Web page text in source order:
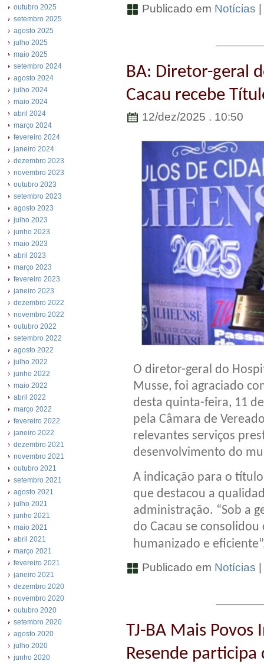
outubro 2025
setembro 2025
agosto 2025
julho 2025
maio 2025
setembro 2024
agosto 2024
julho 2024
maio 2024
abril 2024
março 2024
fevereiro 2024
janeiro 2024
dezembro 2023
novembro 2023
outubro 2023
setembro 2023
agosto 2023
julho 2023
junho 2023
maio 2023
abril 2023
março 2023
fevereiro 2023
janeiro 2023
dezembro 2022
novembro 2022
outubro 2022
setembro 2022
agosto 2022
julho 2022
junho 2022
maio 2022
abril 2022
março 2022
fevereiro 2022
janeiro 2022
dezembro 2021
novembro 2021
outubro 2021
setembro 2021
agosto 2021
julho 2021
junho 2021
maio 2021
abril 2021
março 2021
fevereiro 2021
janeiro 2021
dezembro 2020
novembro 2020
outubro 2020
setembro 2020
agosto 2020
julho 2020
junho 2020
Publicado em Notícias
BA: Diretor-geral
Cacau recebe
12/dez/2025 . 10:50
O diretor-geral do
Musse, foi agraciado
desta quinta-feira, 11
pela Câmara de
relevantes serviços
desenvolvimento do
A indicação para o
que destacou a
administração. “Sob a
do Cacau se
humanizado e
Publicado em Notícias |
TJ-BA Mais
Resende